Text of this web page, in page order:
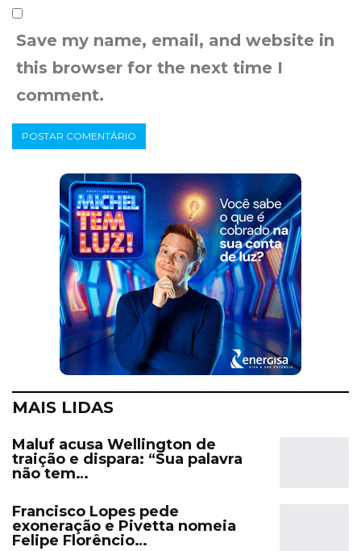
Save my name, email, and website in
this browser for the next time I
comment.
MAIS LIDAS
Maluf acusa Wellington de
traição e dispara: “Sua palavra
não tem…
Francisco Lopes pede
exoneração e Pivetta nomeia
Felipe Florêncio…